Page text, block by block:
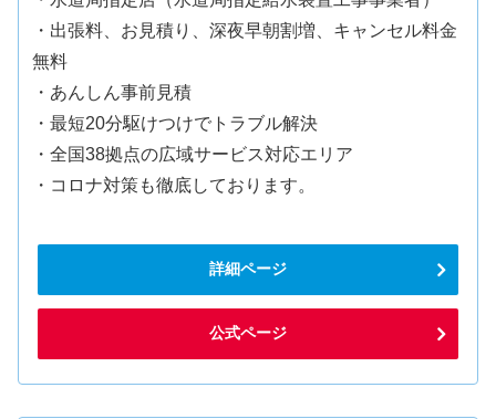
・出張料、お見積り、深夜早朝割増、キャンセル料金
無料
・あんしん事前見積
・最短20分駆けつけでトラブル解決
・全国38拠点の広域サービス対応エリア
・コロナ対策も徹底しております。
詳細ページ
公式ページ